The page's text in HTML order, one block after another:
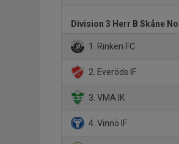
Division 3 Herr B Skåne
1. Rinken FC
2. Everöds IF
3. VMA IK
4. Vinnö IF